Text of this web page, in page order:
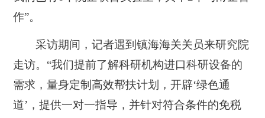
作”。
采访期间，记者遇到镇海海关关员来研究院
走访。“我们提前了解科研机构进口科研设备的
需求，量身定制高效帮扶计划，开辟‘绿色通
道’，提供一对一指导，并针对符合条件的免税